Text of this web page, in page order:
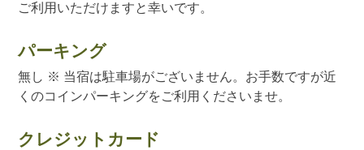
ご利用いただけますと幸いです。
パーキング
無し ※ 当宿は駐車場がございません。お手数ですが近
くのコインパーキングをご利用くださいませ。
クレジットカード